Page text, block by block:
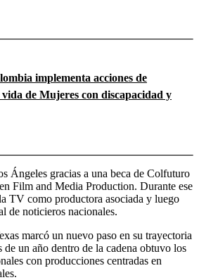
implementa acciones de
de Mujeres con discapacidad y
Ángeles gracias a una beca de Colfuturo
Film and Media Production. Durante ese
TV como productora asociada y luego
de noticieros nacionales.
marcó un nuevo paso en su trayectoria
un año dentro de la cadena obtuvo los
con producciones centradas en